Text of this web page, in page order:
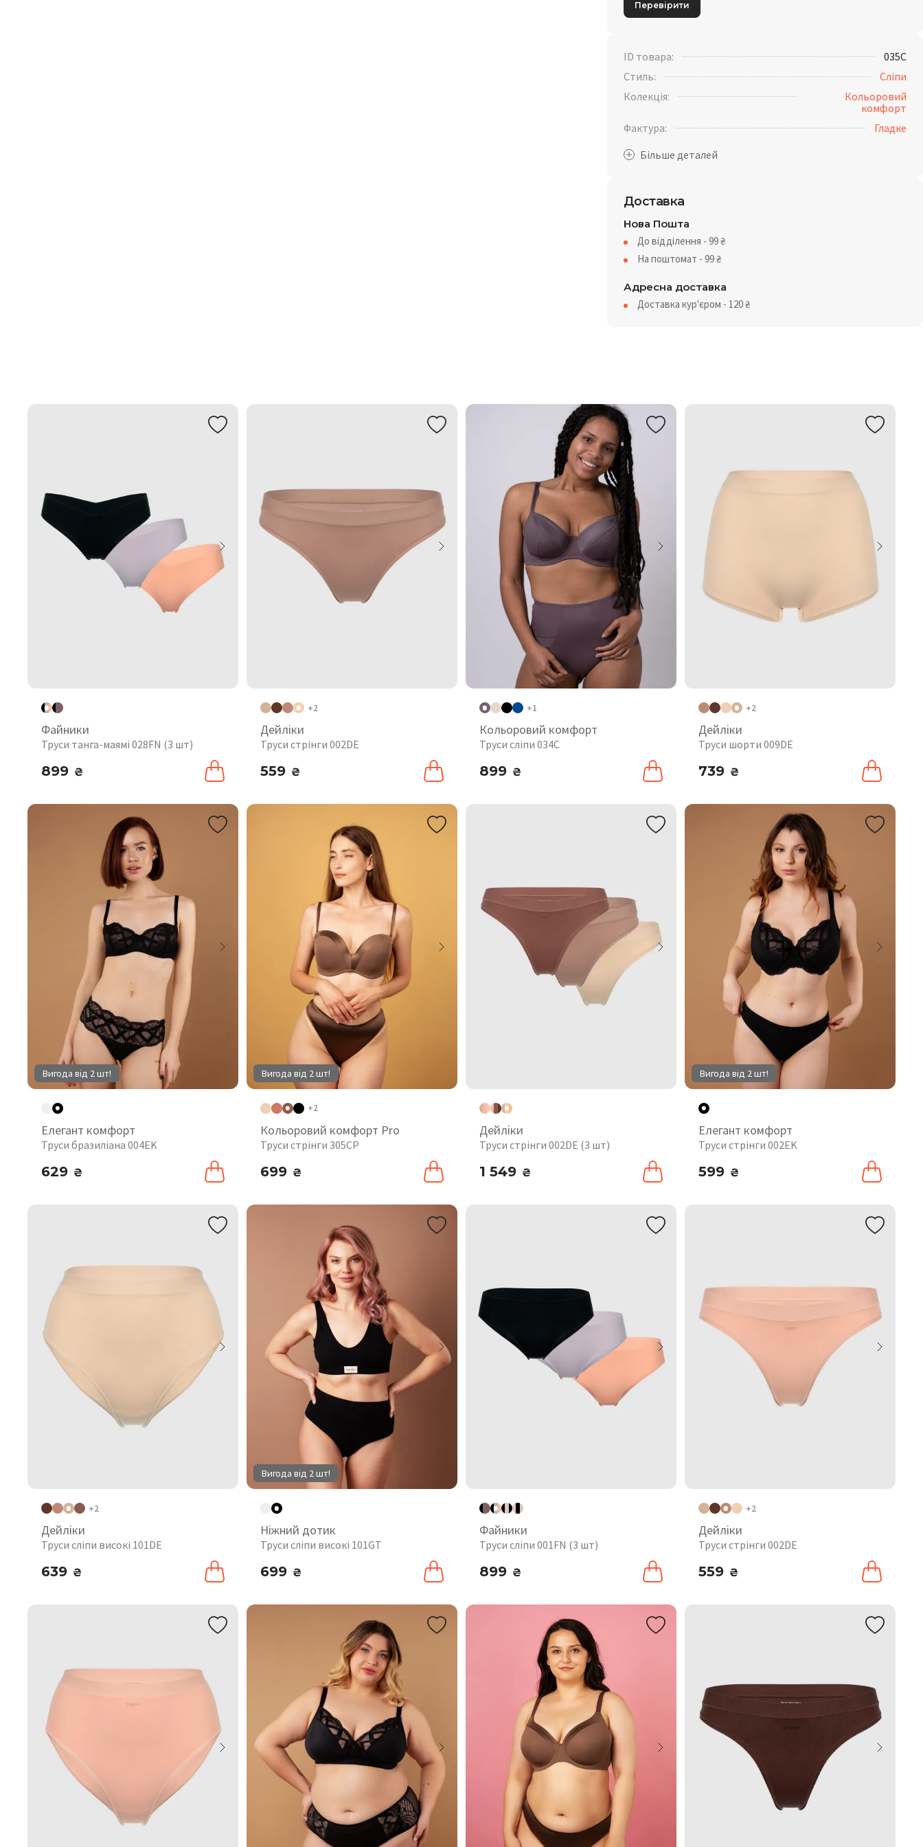
Перевірити
ID товара:
035C
Стиль:
Сліпи
Колекція:
Кольоровий
комфорт
Фактура:
Гладке
Доставка
Нова Пошта
До відділення - 99₴
На поштомат - 99₴
Адресна доставка
Доставка кур'єром - 120₴
Файники
Труси танга-маямі 028FN (3 шт)
899 ₴
+2
Дейліки
Труси стрінги 002DE
559 ₴
+1
Кольоровий комфорт
Труси сліпи 034C
899 ₴
+2
Дейліки
Труси шорти 009DE
739 ₴
Вигода від 2 шт!
Елегант комфорт
Труси бразиліана 004EK
629 ₴
Вигода від 2 шт!
+2
Кольоровий комфорт Pro
Труси стрінги 305CP
699 ₴
Дейліки
Труси стрінги 002DE (3 шт)
1 549 ₴
Вигода від 2 шт!
Елегант комфорт
Труси стрінги 002EK
599 ₴
+2
Дейліки
Труси сліпи високі 101DE
639 ₴
Вигода від 2 шт!
Ніжний дотик
Труси сліпи високі 101GT
699 ₴
Файники
Труси сліпи 001FN (3 шт)
899 ₴
+2
Дейліки
Труси стрінги 002DE
559 ₴